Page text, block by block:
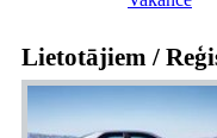
Lietotājiem /